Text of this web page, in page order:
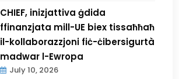
CHIEF, inizjattiva ġdida
ffinanzjata mill-UE biex tissaħħaħ
il-kollaborazzjoni fiċ-ċibersigurtà
madwar l-Ewropa
July 10, 2026